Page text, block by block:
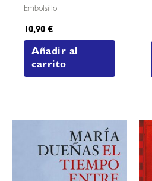
Embolsillo
10,90€
Añadir al
carrito